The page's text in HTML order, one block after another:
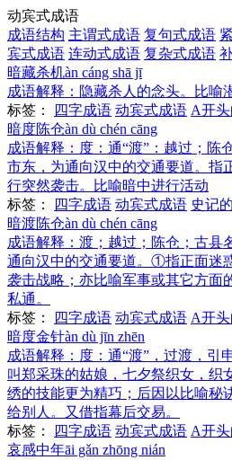
动宾式成语
成语结构 主谓式成语 复句式成语
宾式成语 连动式成语 复杂式成语
暗藏杀机àn cáng shā jī
成语解释： 隐藏杀人的念头。比喻
标签：
四字成语 动宾式成语 A开
暗度陈仓àn dù chén cāng
成语解释： 度：通“渡”：越过；陈
市东，为通向汉中的交通要道。指
行突然袭击。比喻暗中进行活动
标签：
四字成语 动宾式成语 史记
暗渡陈仓àn dù chén cāng
成语解释： 渡；越过；陈仓；古县
通向汉中的交通要道。①指正面迷
袭击战略；亦比喻军事或其它方
私通。
标签：
四字成语 动宾式成语 A开
暗度金针àn dù jīn zhēn
成语解释： 度：通“渡”，过渡，引
叫郑采珠的姑娘，七夕祭织女，织
绣的技能更为精巧；后因以比喻秘
给别人。又借指幕后交易。
标签：
四字成语 动宾式成语 A开
哀感中年āi gǎn zhōng nián